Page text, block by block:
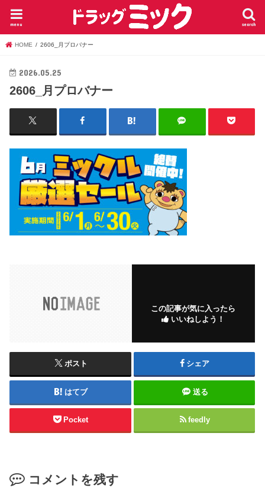
search
menu
HOME 2606_月プロバナー
2026.05.25
2606_月プロバナー
この記事が気に入ったら
いいねしよう！
ポスト シェア
はてブ 送る
Pocket feedly
コメントを残す